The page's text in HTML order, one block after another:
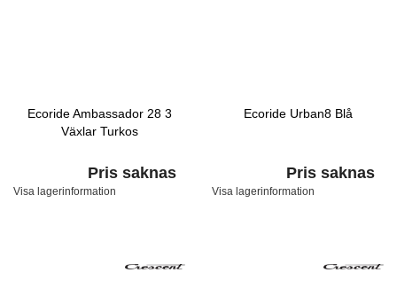
Ecoride Ambassador 28 3
Växlar Turkos
Pris saknas
Visa lagerinformation
Ecoride Urban8 Blå
Pris saknas
Visa lagerinformation